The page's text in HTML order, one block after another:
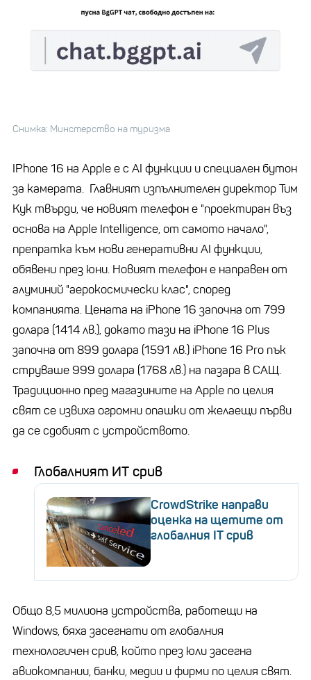
Снимка: Минстерство на туризма
IPhone 16 на Apple е с AI функции и специален бутон
за камерата. Главният изпълнителен директор Тим
Кук твърди, че новият телефон е "проектиран въз
основа на Apple Intelligence, от самото начало",
препратка към нови генеративни AI функции,
обявени през юни. Новият телефон е направен от
алуминий "аерокосмически клас", според
компанията. Цената на iPhone 16 започна от 799
долара (1414 лв.), докато тази на iPhone 16 Plus
започна от 899 долара (1591 лв.) iPhone 16 Pro пък
струваше 999 долара (1768 лв.) на пазара в САЩ.
Традиционно пред магазините на Apple по целия
свят се извиха огромни опашки от желаещи първи
да се сдобият с устройството.
Глобалният ИТ срив
CrowdStrike направи
оценка на щетите от
глобалния IT срив
Общо 8,5 милиона устройства, работещи на
Windows, бяха засегнати от глобалния
технологичен срив, който през юли засегна
авиокомпании, банки, медии и фирми по целия свят.